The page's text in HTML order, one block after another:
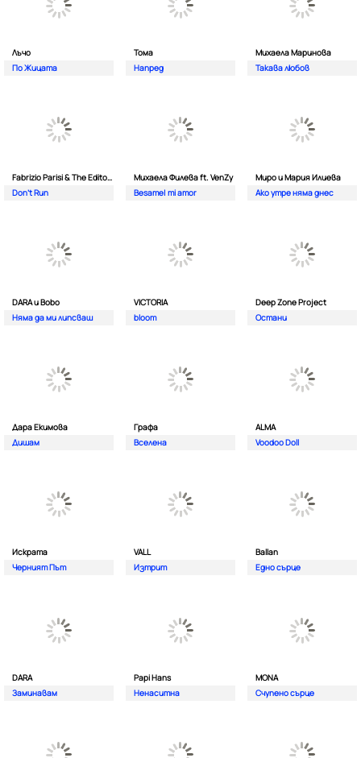
Лъчо
По Жицата
Тома
Напред
Михаела Маринова
Такава любов
Fabrizio Parisi & The Editor ft. ALMA
Don't Run
Михаела Филева ft. VenZy
Besame| mi amor
Миро и Мария Илиева
Ако утре няма днес
DARA и Bobo
Няма да ми липсваш
VICTORIA
bloom
Deep Zone Project
Остани
Дара Екимова
Дишам
Графа
Вселена
ALMA
Voodoo Doll
Искрата
Черният Път
VALL
Изтрит
Ballan
Едно сърце
DARA
Заминавам
Papi Hans
Ненаситна
MONA
Счупено сърце